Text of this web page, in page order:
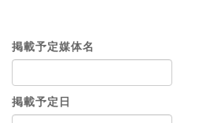
掲載予定媒体名
掲載予定日